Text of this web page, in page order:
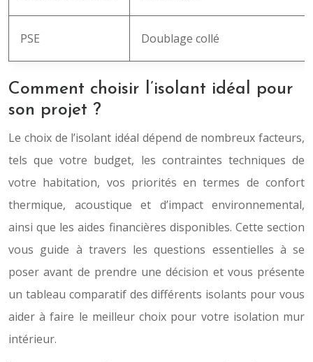
PSE Doublage collé
Comment choisir l’isolant idéal pour
son projet ?
Le choix de l’isolant idéal dépend de nombreux facteurs,
tels que votre budget, les contraintes techniques de
votre habitation, vos priorités en termes de confort
thermique, acoustique et d’impact environnemental,
ainsi que les aides financières disponibles. Cette section
vous guide à travers les questions essentielles à se
poser avant de prendre une décision et vous présente
un tableau comparatif des différents isolants pour vous
aider à faire le meilleur choix pour votre isolation mur
intérieur.